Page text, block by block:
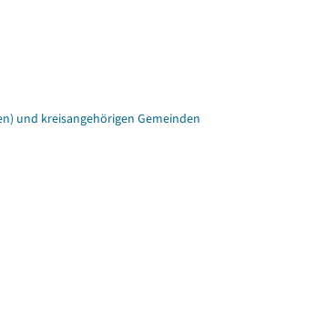
und kreisangehörigen Gemeinden